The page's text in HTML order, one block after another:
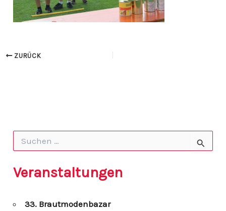
ZURÜCK
h
e
a
Veranstaltungen
33. Brautmodenbazar